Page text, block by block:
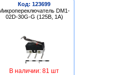
Код: 123699
DM1-
02D-30G-G (125В, 1А)
В наличии: 81 шт